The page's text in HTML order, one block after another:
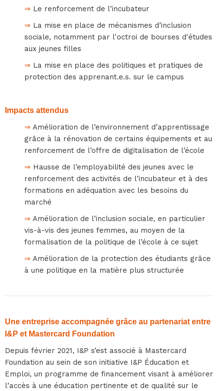
⇒ Le renforcement de l’incubateur
⇒ La mise en place de mécanismes d’inclusion
sociale, notamment par l'octroi de bourses d'études
aux jeunes filles
⇒ La mise en place des politiques et pratiques de
protection des apprenant.e.s. sur le campus
Impacts attendus
⇒ Amélioration de l’environnement d’apprentissage
grâce à la rénovation de certains équipements et au
renforcement de l’offre de digitalisation de l’école
⇒ Hausse de l’employabilité des jeunes avec le
renforcement des activités de l’incubateur et à des
formations en adéquation avec les besoins du
marché
⇒ Amélioration de l’inclusion sociale, en particulier
vis-à-vis des jeunes femmes, au moyen de la
formalisation de la politique de l’école à ce sujet
⇒ Amélioration de la protection des étudiants grâce
à une politique en la matière plus structurée
Une entreprise accompagnée grâce au partenariat entre
I&P et Mastercard Foundation
Depuis février 2021, I&P s’est associé à Mastercard
Foundation au sein de son initiative I&P Éducation et
Emploi, un programme de financement visant à améliorer
l’accès à une éducation pertinente et de qualité sur le